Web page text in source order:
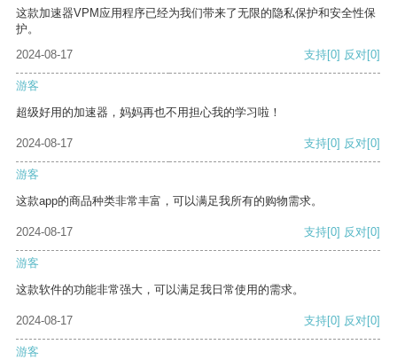
这款加速器VPM应用程序已经为我们带来了无限的隐私保护和安全性保
护。
2024-08-17
支持[0] 反对[0]
游客
超级好用的加速器，妈妈再也不用担心我的学习啦！
2024-08-17 支持[0] 反对[0]
游客
这款app的商品种类非常丰富，可以满足我所有的购物需求。
2024-08-17 支持[0] 反对[0]
游客
这款软件的功能非常强大，可以满足我日常使用的需求。
2024-08-17 支持[0] 反对[0]
游客